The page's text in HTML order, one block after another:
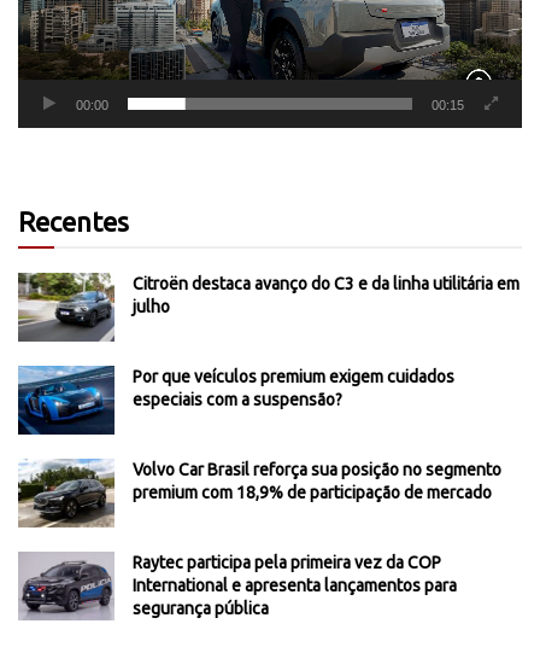
00:00 00:15
Recentes
Citroën destaca avanço do C3 e da linha utilitária em
julho
Por que veículos premium exigem cuidados
especiais com a suspensão?
Volvo Car Brasil reforça sua posição no segmento
premium com 18,9% de participação de mercado
Raytec participa pela primeira vez da COP
International e apresenta lançamentos para
segurança pública